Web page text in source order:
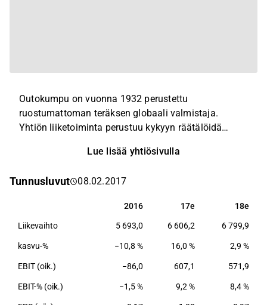
Outokumpu on vuonna 1932 perustettu
ruostumattoman teräksen globaali valmistaja.
Yhtiön liiketoiminta perustuu kykyyn räätälöidä
ja käyttötarkoitukseen. Yhteiskunnan
yhtiön asiakkaat valmistavat ruostumattomasta
ammattilaista yli useassa kymmenessä maassa.
Konsernin pääkonttori sijaitsee Helsingissä.
Lue lisää yhtiösivulla
Tunnusluvut 08.02.2017
2016 17e 18e
2016 17e 18e
Liikevaihto 5 693,0 6 606,2 6 799,9
kasvu-% −10,8 % 16,0 % 2,9 %
EBIT (oik.) −86,0 607,1 571,9
EBIT-% (oik.) −1,5 % 9,2 % 8,4 %